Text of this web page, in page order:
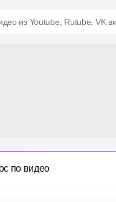
из Youtube, Rutube, VK
по видео